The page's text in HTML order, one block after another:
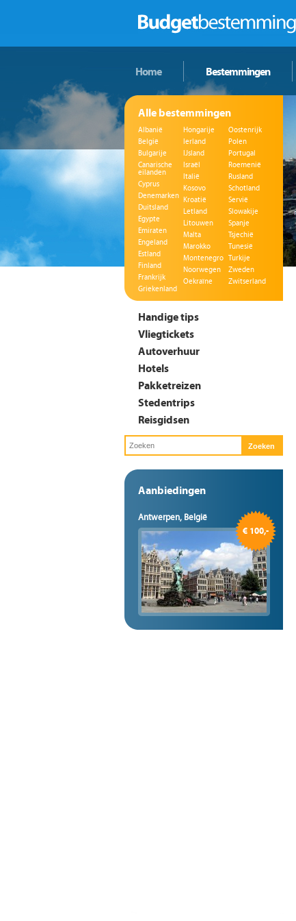
Home Bestemmingen
Alle bestemmingen
Albanië
België
Bulgarije
Canarische
eilanden
Cyprus
Denemarken
Duitsland
Egypte
Emiraten
Engeland
Estland
Finland
Frankrijk
Griekenland
Hongarije
Ierland
IJsland
Israël
Italië
Kosovo
Kroatië
Letland
Litouwen
Malta
Marokko
Montenegro
Noorwegen
Oekraïne
Oostenrijk
Polen
Portugal
Roemenië
Rusland
Schotland
Servië
Slowakije
Spanje
Tsjechië
Tunesië
Turkije
Zweden
Zwitserland
Handige tips
Vliegtickets
Autoverhuur
Hotels
Pakketreizen
Stedentrips
Reisgidsen
Aanbiedingen
Antwerpen, België
€ 100,-